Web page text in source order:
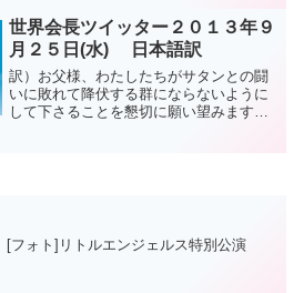
て）韓国国内が非常に不安定に感じます
が、朴大統領は辞任す...
世界会長ツイッター２０１３年９
月２５日(水) 日本語訳
訳）お父様、わたしたちがサタンとの闘
いに敗れて降伏する群にならないように
して下さることを懇切に願い望みます。
[フォト]リトルエンジェルス特別公演